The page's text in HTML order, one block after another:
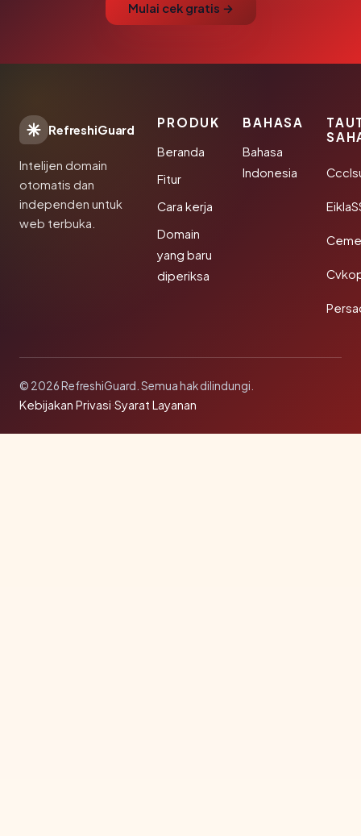
Mulai cek gratis →
RefreshiGuard
Intelijen domain
otomatis dan
independen untuk
web terbuka.
PRODUK
Beranda
Fitur
Cara kerja
Domain
yang baru
diperiksa
BAHASA
Bahasa
Indonesia
© 2026 RefreshiGuard. Semua hak dilindungi.
Kebijakan Privasi·Syarat Layanan